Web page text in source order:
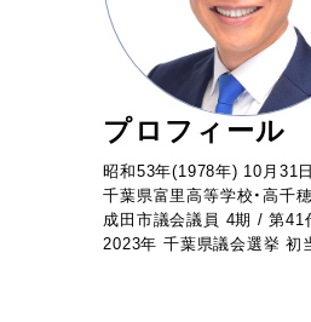
プロフィール
昭和53年(1978年) 10月31
千葉県富里高等学校・高千
成田市議会議員 4期 / 第41
2023年 千葉県議会選挙 初